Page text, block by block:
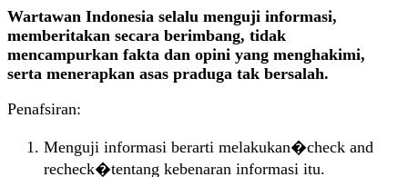
Wartawan Indonesia selalu menguji informasi,
memberitakan secara berimbang, tidak
mencampurkan fakta dan opini yang menghakimi,
serta menerapkan asas praduga tak bersalah.
Penafsiran:
Menguji informasi berarti melakukan�check and
recheck�tentang kebenaran informasi itu.